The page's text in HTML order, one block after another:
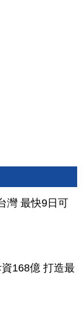
灣 最快9日可
168億 打造最